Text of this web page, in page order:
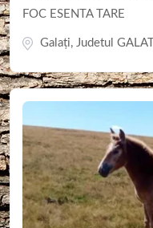
FOC ESENTA TARE
Galaţi, Judetul GALATI